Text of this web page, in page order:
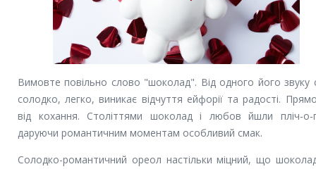
Вимовте повільно слово "шоколад". Від одного його звуку
солодко, легко, виникає відчуття ейфорії та радості.
від кохання. Століттями шоколад і любов йшли пліч-о-
даруючи романтичним моментам особливий смак.
Солодко-романтичний ореол настільки міцний, що